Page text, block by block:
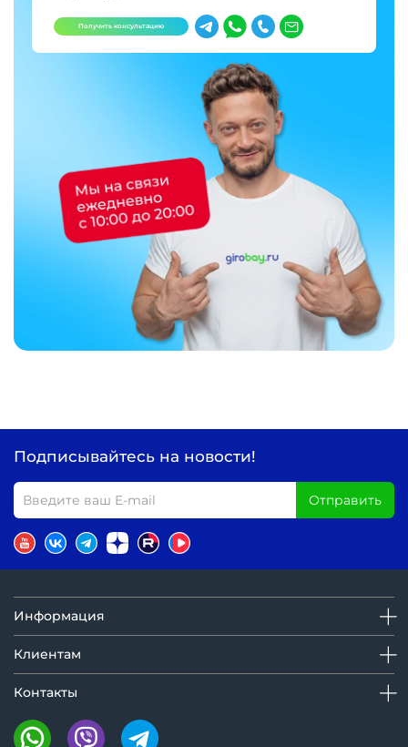
Получить консультацию
Подписывайтесь на новости!
Отправить
Информация
Клиентам
Контакты